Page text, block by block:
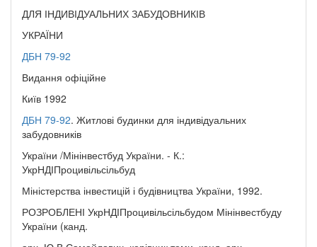
ДЛЯ ІНДИВІДУАЛЬНИХ ЗАБУДОВНИКІВ
УКРАЇНИ
ДБН 79-92
Видання офіційне
Київ 1992
ДБН 79-92. Житлові будинки для індивідуальних
забудовників
України /Мінінвестбуд України. - К.:
УкрНДІПроцивільсільбуд
Міністерства інвестицій і будівництва України, 1992.
РОЗРОБЛЕНІ УкрНДІПроцивільсільбудом Мінінвестбуду
України (канд.